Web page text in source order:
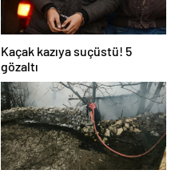
Kaçak kazıya suçüstü! 5
gözaltı